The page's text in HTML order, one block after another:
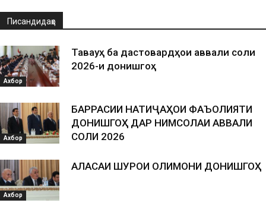
Писандидаҳо
Ахбор
Таваҷҷуҳ ба дастовардҳои аввали соли
2026-и донишгоҳ
Ахбор
БАРРАСИИ НАТИҶАҲОИ ФАЪОЛИЯТИ
ДОНИШГОҲ ДАР НИМСОЛАИ АВВАЛИ
СОЛИ 2026
Ахбор
АЛАСАИ ШУРОИ ОЛИМОНИ ДОНИШГОҲ